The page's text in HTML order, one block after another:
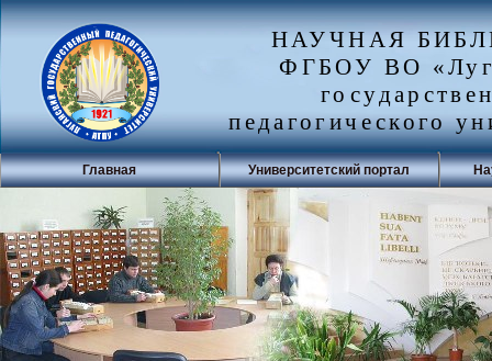
НАУЧНАЯ
ФГБОУ ВО
педагогического
Главная Университетский портал